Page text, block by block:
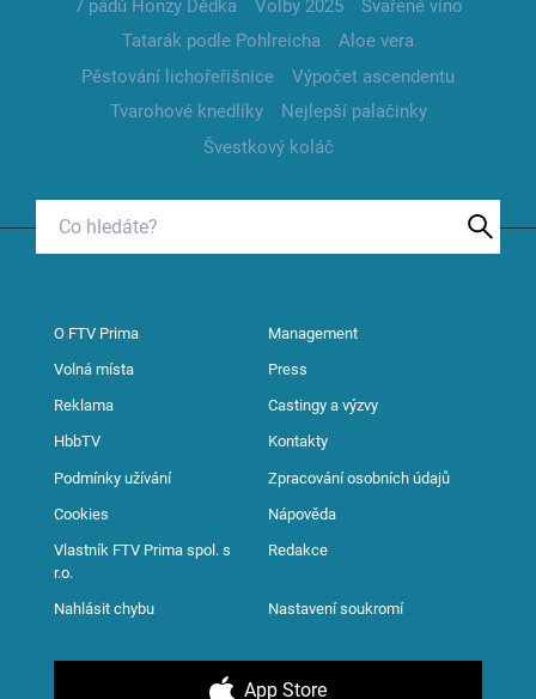
7 pádů Honzy Dědka
Volby 2025
Svařené víno
Tatarák podle Pohlreicha
Aloe vera
Pěstování lichořeřišnice
Výpočet ascendentu
Tvarohové knedlíky
Nejlepší palačinky
Švestkový koláč
O FTV Prima Management
Volná místa Press
Reklama Castingy a výzvy
HbbTV Kontakty
Podmínky užívání Zpracování osobních údajů
Cookies Nápověda
Vlastník FTV Prima spol. s
r.o.
Redakce
Nahlásit chybu Nastavení soukromí
App Store